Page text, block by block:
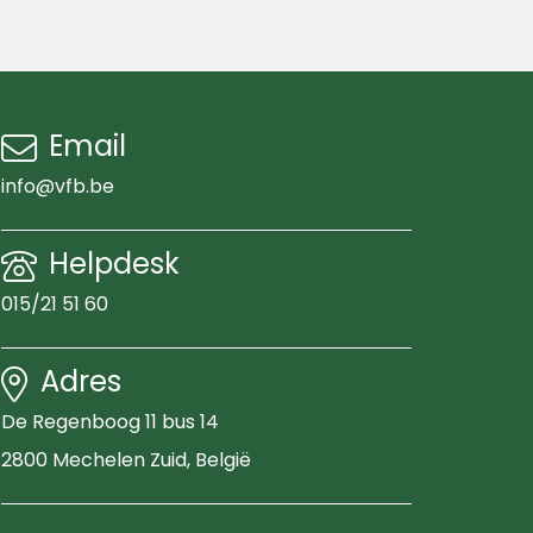
Email
info@vfb.be
Helpdesk
015/21 51 60
Adres
De Regenboog 11 bus 14
2800 Mechelen Zuid, België